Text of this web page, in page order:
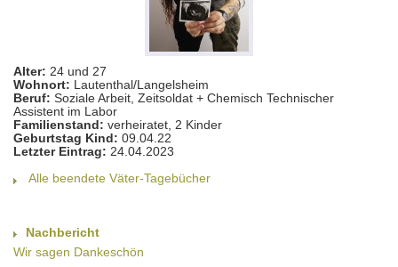
Alter: 24 und 27
Wohnort: Lautenthal/Langelsheim
Beruf: Soziale Arbeit, Zeitsoldat + Chemisch Technischer
Assistent im Labor
Familienstand: verheiratet, 2 Kinder
Geburtstag Kind: 09.04.22
Letzter Eintrag: 24.04.2023
Alle beendete Väter-Tagebücher
Nachbericht
Wir sagen Dankeschön